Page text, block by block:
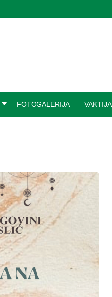
FOTOGALERIJA VAKTIJA